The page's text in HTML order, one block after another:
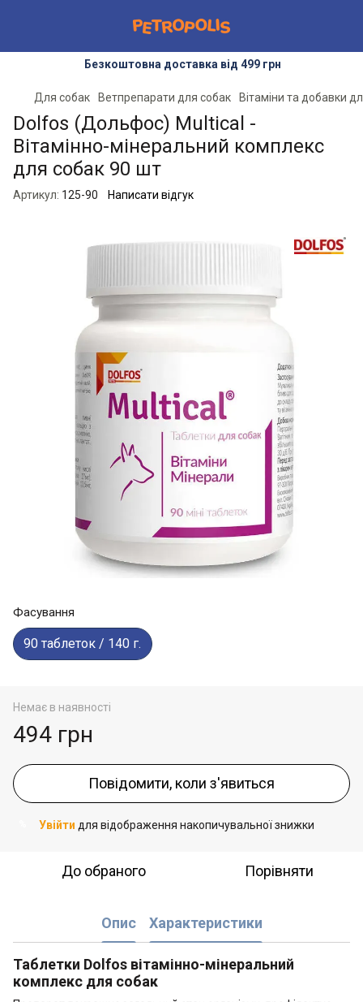
Безкоштовна доставка від 499 грн
Для собак Ветпрепарати для собак Вітаміни та добавки
Dolfos (Дольфос) Multical -
Вітамінно-мінеральний комплекс
для собак 90 шт
Артикул: 125-90 Написати відгук
Фасування
90 таблеток / 140 г.
Немає в наявності
494 грн
Повідомити, коли з'явиться
Увійти для відображення накопичувальної знижки
До обраного Порівняти
Опис Характеристики
Таблетки Dolfos вітамінно-мінеральний
комплекс для собак